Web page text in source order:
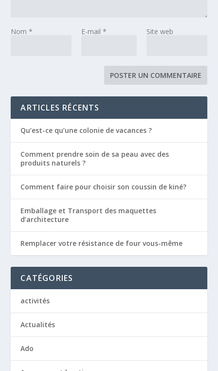
Nom* E-mail * Site web
ARTICLES RÉCENTS
Qu’est-ce qu’une colonie de vacances ?
Comment prendre soin de sa peau avec des
produits naturels ?
Comment faire pour choisir son coussin de kiné?
Emballage et Transport des maquettes
d’architecture
Remplacer votre résistance de four vous-même
CATÉGORIES
activités
Actualités
Ado